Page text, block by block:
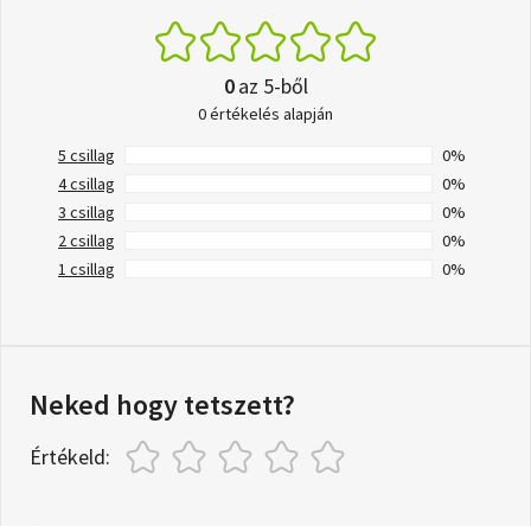
0az 5-ből
0 értékelés alapján
5 csillag
0%
4 csillag
0%
3 csillag
0%
2 csillag
0%
1 csillag
0%
Neked hogy tetszett?
Értékeld: